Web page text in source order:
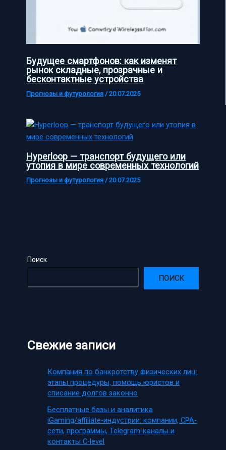
Будущее смартфонов: как изменят
рынок складные, прозрачные и
бесконтактные устройства
Прогнозы и футурология /20.07.2025
Hyperloop — транспорт будущего или
утопия в мире современных технологий
Прогнозы и футурология /20.07.2025
Поиск
ПОИСК
Свежие записи
Компания по банкротству физических лиц:
этапы процедуры, помощь юристов и
списание долгов законно
Бесплатные базы и аналитика
iGaming/affiliate-индустрии: компании, CPA-
сети, программы, Telegram-каналы и
контакты C-level